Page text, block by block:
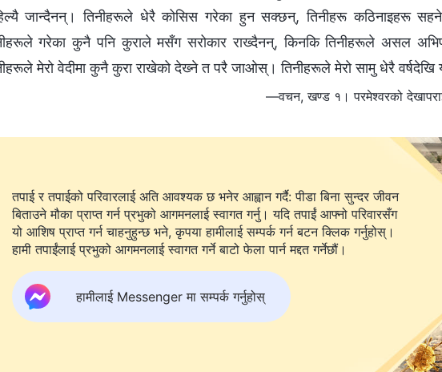
जान्दैनन्। तिनीहरूले धेरै कोसिस गरेका हुन सक्छन्, तिनीहरू कठिनाइहरू
गरेका कुनै पनि कुराले मसँग सरोकार राख्दैनन्, किनकि तिनीहरूले असल
मेरो वेदीमा कुनै कुरा राखेको देख्‍ने त परै जाओस्। तिनीहरूले मेरो सामु धेरै
—वचन, खण्ड १। परमेश्‍वरको
तपाई र तपाईको परिवारलाई अति आवश्यक छ भनेर आह्वान गर्दै: पीडा बिना सुन्दर जीवन
बिताउने मौका प्राप्त गर्न प्रभुको आगमनलाई स्वागत गर्नु। यदि तपाईं आफ्नो परिवारसँग
यो आशिष प्राप्त गर्न चाहनुहुन्छ भने, कृपया हामीलाई सम्पर्क गर्न बटन क्लिक गर्नुहोस्।
हामी तपाईंलाई प्रभुको आगमनलाई स्वागत गर्ने बाटो फेला पार्न मद्दत गर्नेछौं।
हामीलाई Messenger मा सम्पर्क गर्नुहोस्